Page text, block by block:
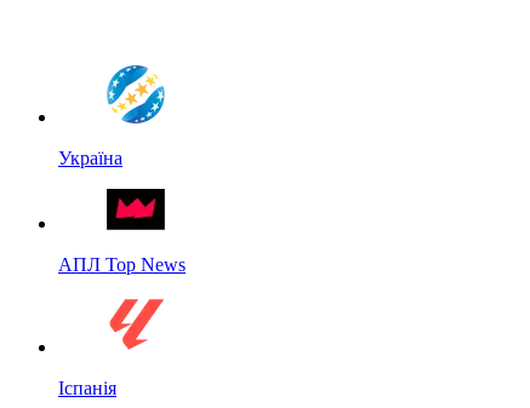
Україна
АПЛ Top News
Іспанія